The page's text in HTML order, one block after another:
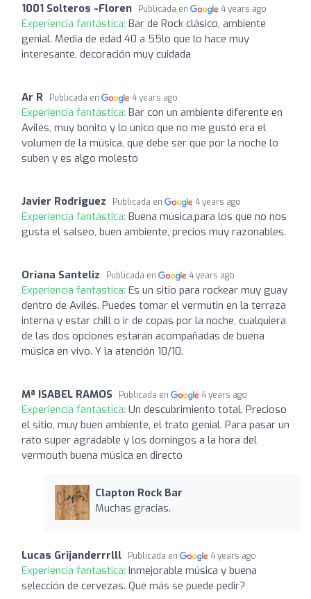
1001 Solteros -Floren Publicada en 4 years ago
Experiencia fantástica: Bar de Rock clásico, ambiente
genial. Media de edad 40 a 55lo que lo hace muy
interesante, decoración muy cuidada
Ar R Publicada en 4 years ago
Experiencia fantástica: Bar con un ambiente diferente en
Avilés, muy bonito y lo único que no me gustó era el
volumen de la música, que debe ser que por la noche lo
suben y es algo molesto
Javier Rodriguez Publicada en 4 years ago
Experiencia fantástica: Buena música,para los que no nos
gusta el salseo, buen ambiente, precios muy razonables.
Oriana Santeliz Publicada en 4 years ago
Experiencia fantástica: Es un sitio para rockear muy guay
dentro de Avilés. Puedes tomar el vermutin en la terraza
interna y estar chill o ir de copas por la noche, cualquiera
de las dos opciones estarán acompañadas de buena
música en vivo. Y la atención 10/10.
Mª ISABEL RAMOS Publicada en 4 years ago
Experiencia fantástica: Un descubrimiento total. Precioso
el sitio, muy buen ambiente, el trato genial. Para pasar un
rato super agradable y los domingos a la hora del
vermouth buena música en directo
Clapton Rock Bar
Muchas gracias.
Lucas Grijanderrrlll Publicada en 4 years ago
Experiencia fantástica: Inmejorable música y buena
selección de cervezas. Qué más se puede pedir?